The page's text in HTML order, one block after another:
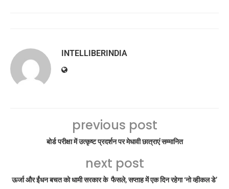
INTELLIBERINDIA
previous post
बोर्ड परीक्षा में उत्कृष्ट प्रदर्शन पर मेधावी छात्राएं सम्मानित
next post
ऊर्जा और ईंधन बचत को धामी सरकार के फैसले, सप्ताह में एक दिन रहेगा ‘नो व्हीकल डे’